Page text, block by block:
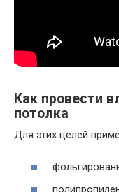
Как провести
потолка
Для этих целей